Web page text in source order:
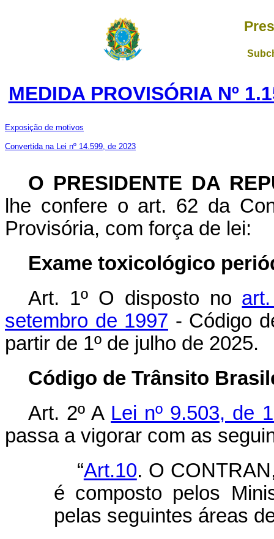
MEDIDA PROVISÓRIA Nº
Exposição de motivos
Convertida na Lei nº 14.599, de 2023
O PRESIDENTE DA
lhe confere o art. 62 da
Provisória, com força de lei:
Exame toxicológico
Art. 1º O disposto no
setembro de 1997 - Código
partir de 1º de julho de 2025.
Código de Trânsito
Art. 2º A Lei nº 9.503, de
passa a vigorar com as
“Art.10. O
é composto pelos
pelas seguintes áreas